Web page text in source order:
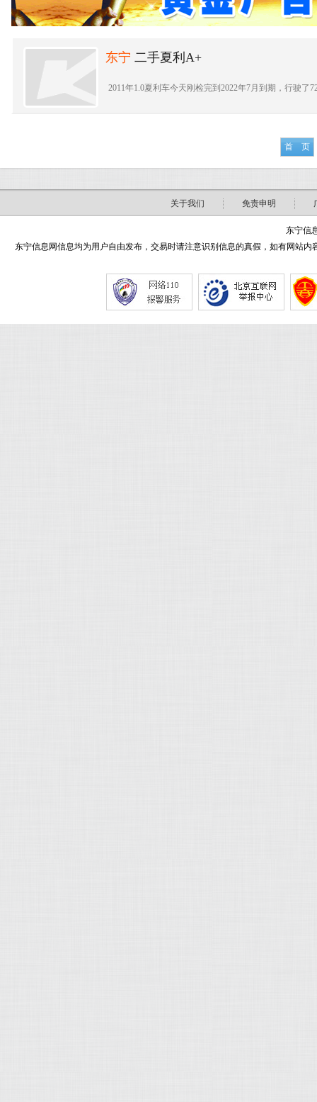
东宁 二手夏利A+
2011年1.0夏利车今天刚检完到2022年7月到期，行驶了
首 页
关于我们 免责申明
东宁信
东宁信息网信息均为用户自由发布，交易时请注意识别信息的真假，如有网站内